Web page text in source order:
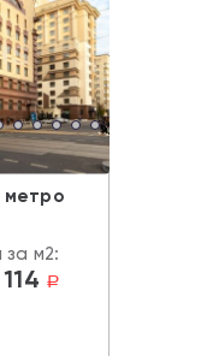
метро
м2:
a